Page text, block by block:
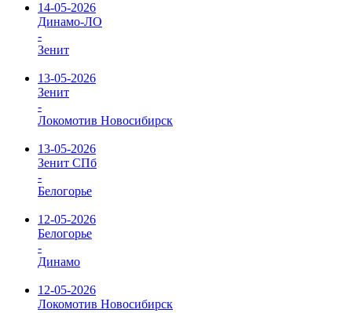
14-05-2026
Динамо-ЛО
-
Зенит
13-05-2026
Зенит
-
Локомотив Новосибирск
13-05-2026
Зенит СПб
-
Белогорье
12-05-2026
Белогорье
-
Динамо
12-05-2026
Локомотив Новосибирск